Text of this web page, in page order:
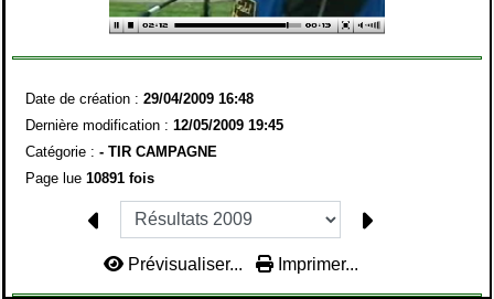
Date de création : 29/04/2009 16:48
Dernière modification : 12/05/2009 19:45
Catégorie : - TIR CAMPAGNE
Page lue 10891 fois
Prévisualiser... Imprimer...